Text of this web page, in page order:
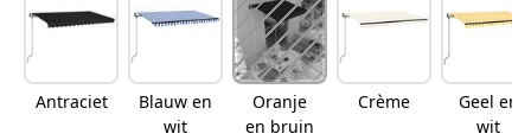
Antraciet
Blauw en
wit
Oranje
en bruin
Crème
Geel en
wit